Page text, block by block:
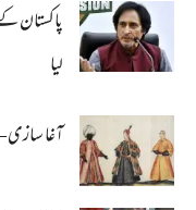
پاکستان
لیا
آغا سازی